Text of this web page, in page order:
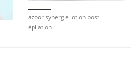
azoor synergie lotion post
épilation